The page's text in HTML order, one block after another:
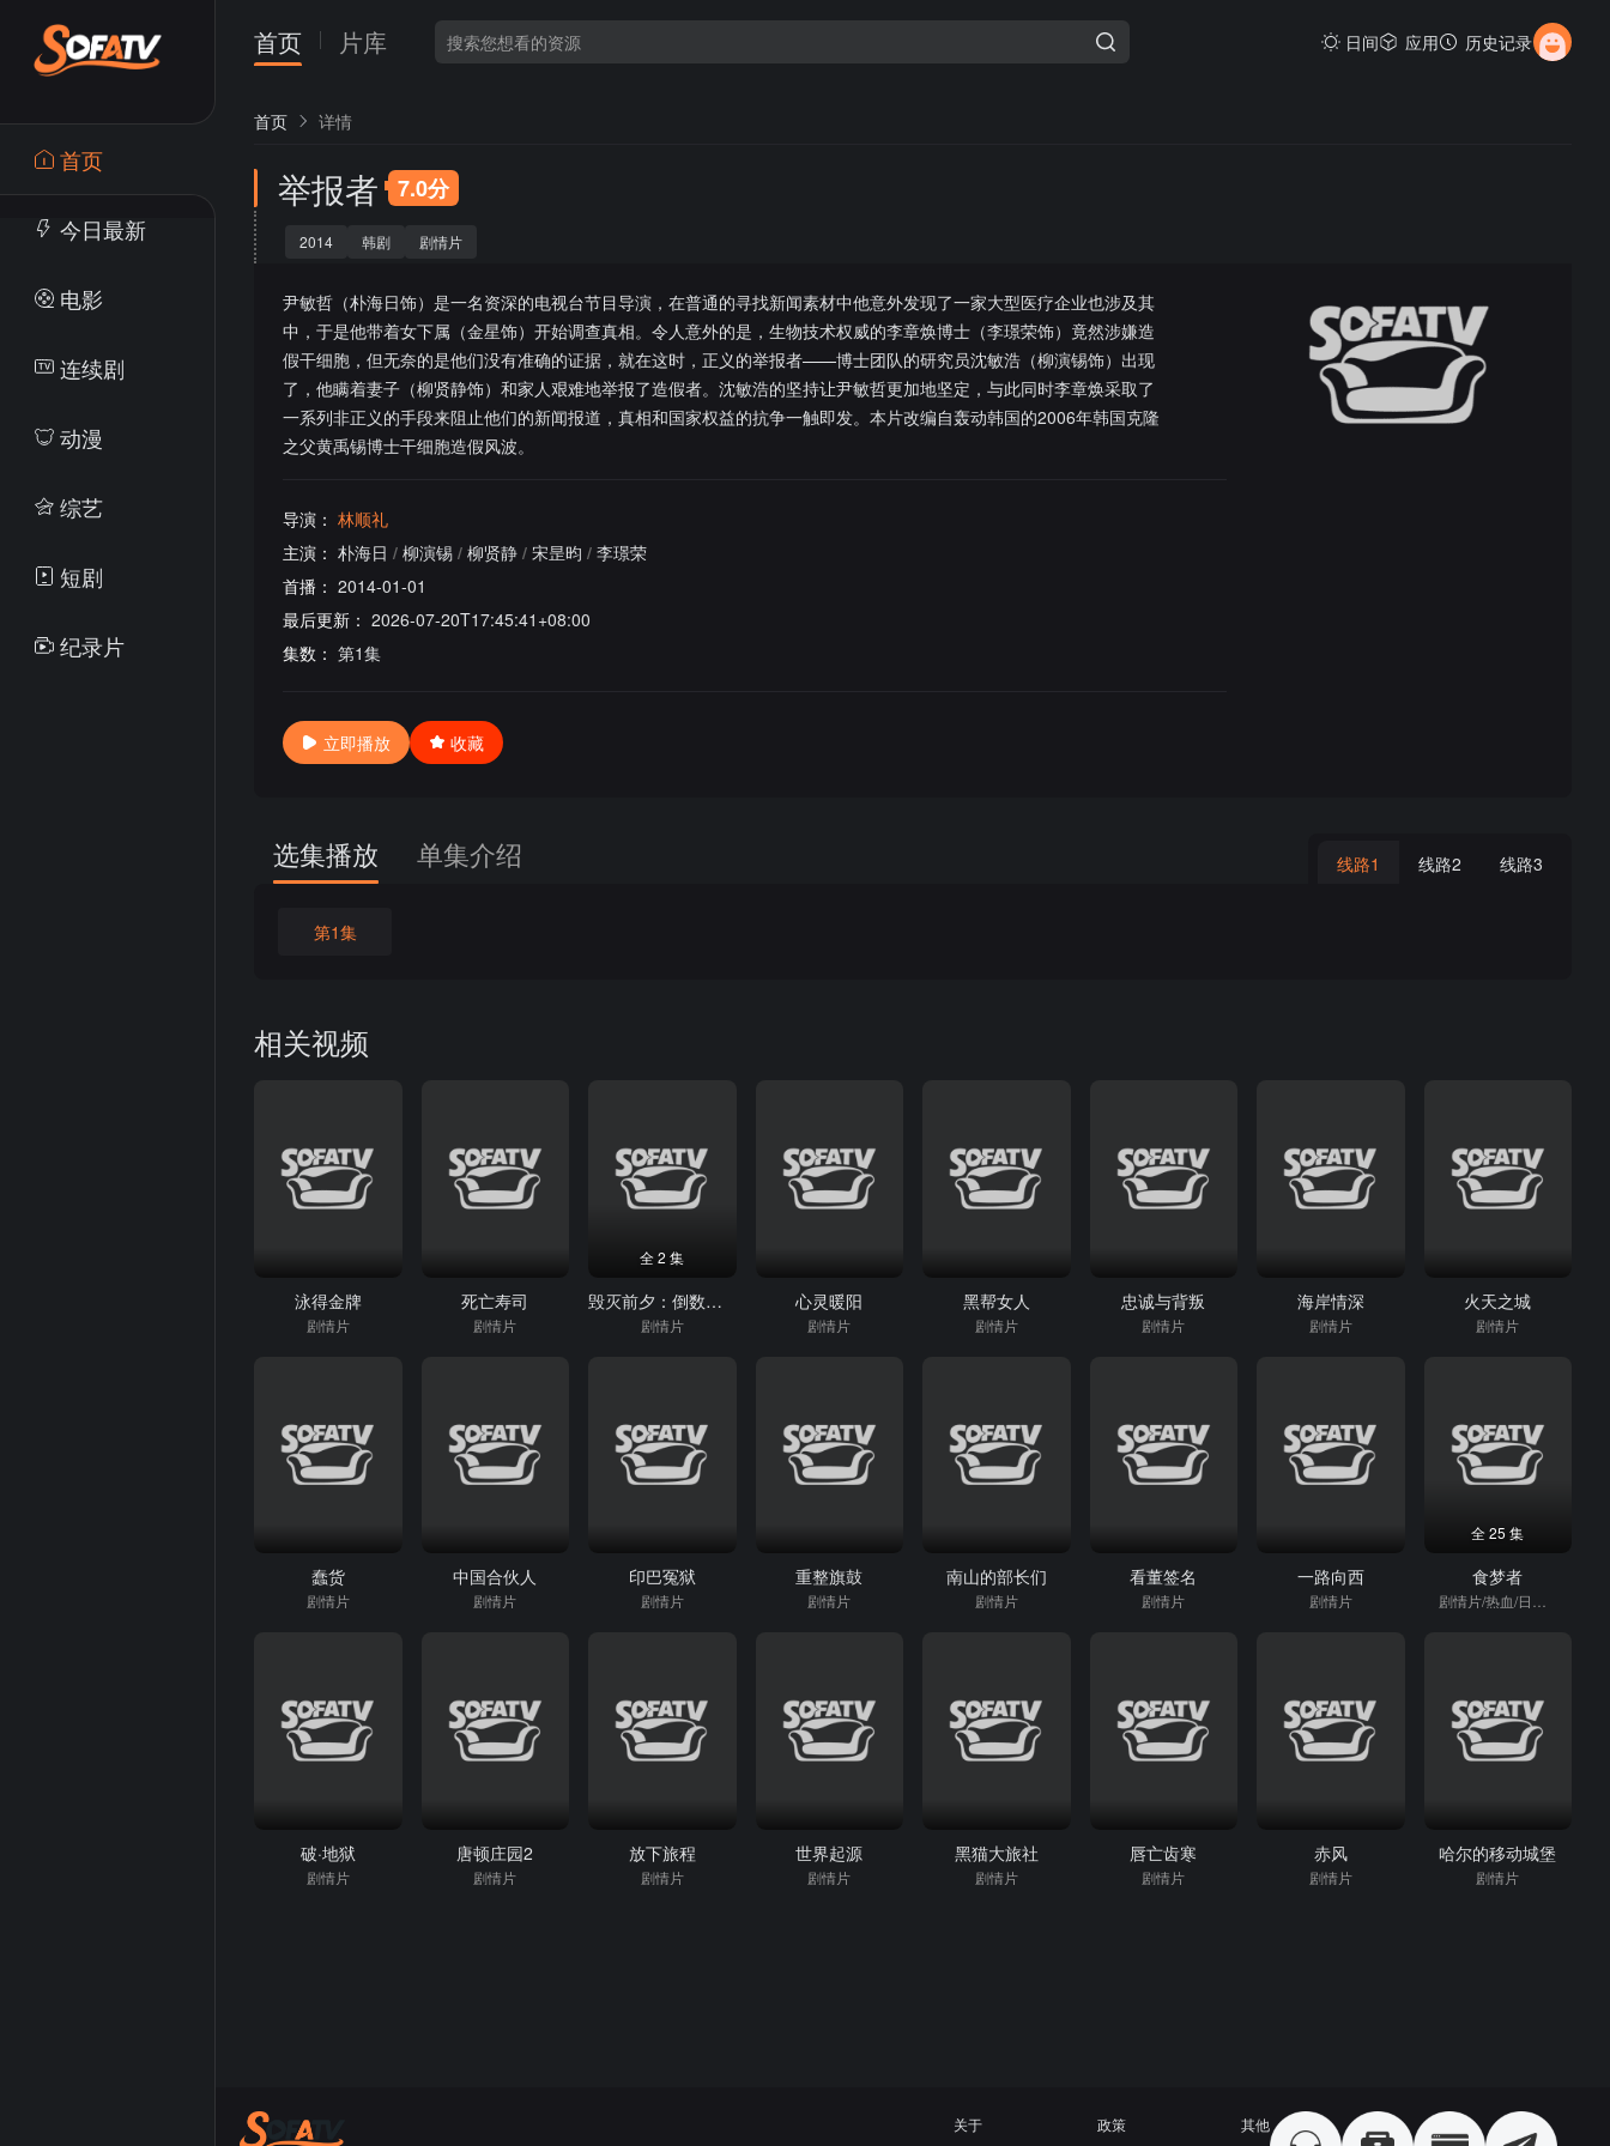
首页
今日最新
电影
连续剧
动漫
综艺
短剧
纪录片
首页 片库 日间 应用 历史记录
首页 详情
举报者 7.0分
2014 韩剧 剧情片
尹敏哲（朴海日饰）是一名资深的电视台节目导演，在普通的寻找新闻素材中他意外发现了一家大型医疗企业也涉及其
中，于是他带着女下属（金星饰）开始调查真相。令人意外的是，生物技术权威的李章焕博士（李璟荣饰）竟然涉嫌造
假干细胞，但无奈的是他们没有准确的证据，就在这时，正义的举报者——博士团队的研究员沈敏浩（柳演锡饰）出现
了，他瞒着妻子（柳贤静饰）和家人艰难地举报了造假者。沈敏浩的坚持让尹敏哲更加地坚定，与此同时李章焕采取了
一系列非正义的手段来阻止他们的新闻报道，真相和国家权益的抗争一触即发。本片改编自轰动韩国的2006年韩国克隆
之父黄禹锡博士干细胞造假风波。
导演： 林顺礼
主演： 朴海日 / 柳演锡 / 柳贤静 / 宋昰昀 / 李璟荣
首播： 2014-01-01
最后更新： 2026-07-20T17:45:41+08:00
集数： 第1集
立即播放 收藏
选集播放 单集介绍 线路1 线路2 线路3
第1集
相关视频
泳得金牌
剧情片
死亡寿司
剧情片
全 2 集
毁灭前夕：倒数救援
剧情片
心灵暖阳
剧情片
黑帮女人
剧情片
忠诚与背叛
剧情片
海岸情深
剧情片
火天之城
剧情片
蠢货
剧情片
中国合伙人
剧情片
印巴冤狱
剧情片
重整旗鼓
剧情片
南山的部长们
剧情片
看董签名
剧情片
一路向西
剧情片
全 25 集
食梦者
破·地狱
剧情片
唐顿庄园2
剧情片
放下旅程
剧情片
世界起源
剧情片
黑猫大旅社
剧情片
唇亡齿寒
剧情片
赤风
剧情片
哈尔的移动城堡
剧情片
关于
政策
其他